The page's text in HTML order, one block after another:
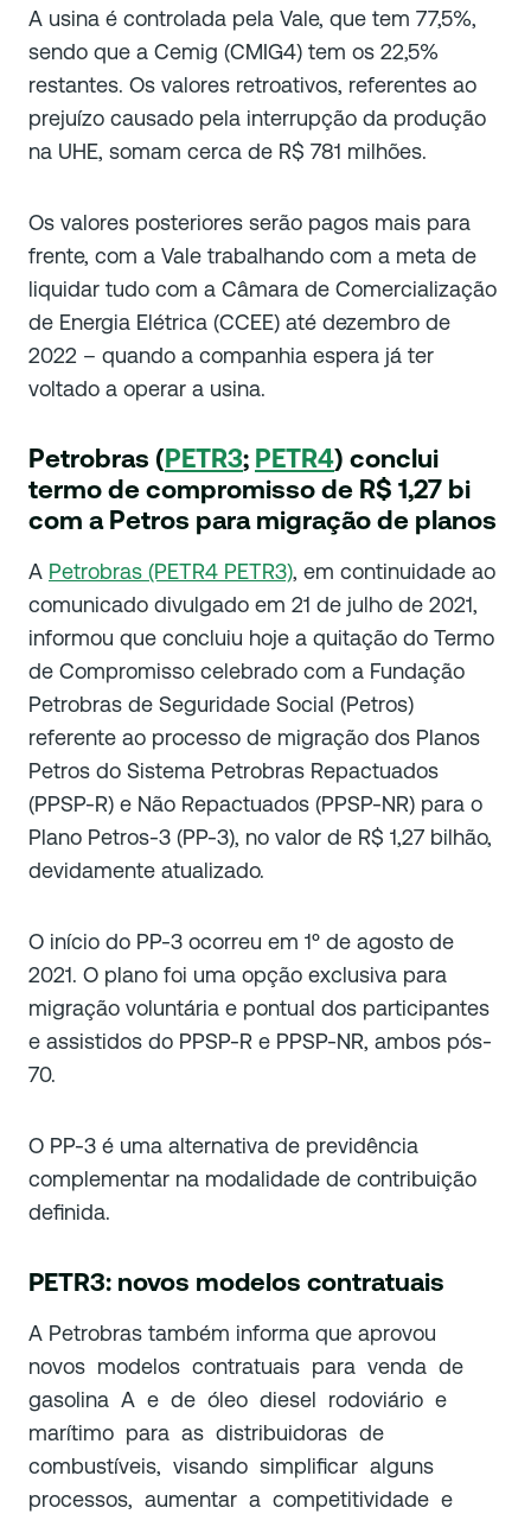
A usina é controlada pela Vale, que tem 77,5%,
sendo que a Cemig (CMIG4) tem os 22,5%
restantes. Os valores retroativos, referentes ao
prejuízo causado pela interrupção da produção
na UHE, somam cerca de R$ 781 milhões.
Os valores posteriores serão pagos mais para
frente, com a Vale trabalhando com a meta de
liquidar tudo com a Câmara de Comercialização
de Energia Elétrica (CCEE) até dezembro de
2022 – quando a companhia espera já ter
voltado a operar a usina.
Petrobras (PETR3; PETR4) conclui
termo de compromisso de R$ 1,27 bi
com a Petros para migração de planos
A Petrobras (PETR4 PETR3), em continuidade ao
comunicado divulgado em 21 de julho de 2021,
informou que concluiu hoje a quitação do Termo
de Compromisso celebrado com a Fundação
Petrobras de Seguridade Social (Petros)
referente ao processo de migração dos Planos
Petros do Sistema Petrobras Repactuados
(PPSP-R) e Não Repactuados (PPSP-NR) para o
Plano Petros-3 (PP-3), no valor de R$ 1,27 bilhão,
devidamente atualizado.
O início do PP-3 ocorreu em 1º de agosto de
2021. O plano foi uma opção exclusiva para
migração voluntária e pontual dos participantes
e assistidos do PPSP-R e PPSP-NR, ambos pós-
70.
O PP-3 é uma alternativa de previdência
complementar na modalidade de contribuição
definida.
PETR3: novos modelos contratuais
A Petrobras também informa que aprovou
novos modelos contratuais para venda de
gasolina A e de óleo diesel rodoviário e
marítimo para as distribuidoras de
combustíveis, visando simplificar alguns
processos, aumentar a competitividade e